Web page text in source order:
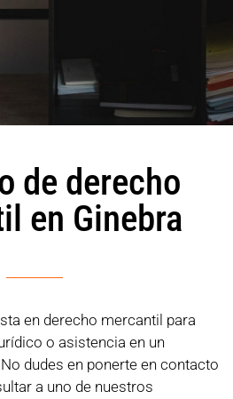
de derecho
en Ginebra
en derecho mercantil para
o asistencia en un
dudes en ponerte en contacto
a uno de nuestros